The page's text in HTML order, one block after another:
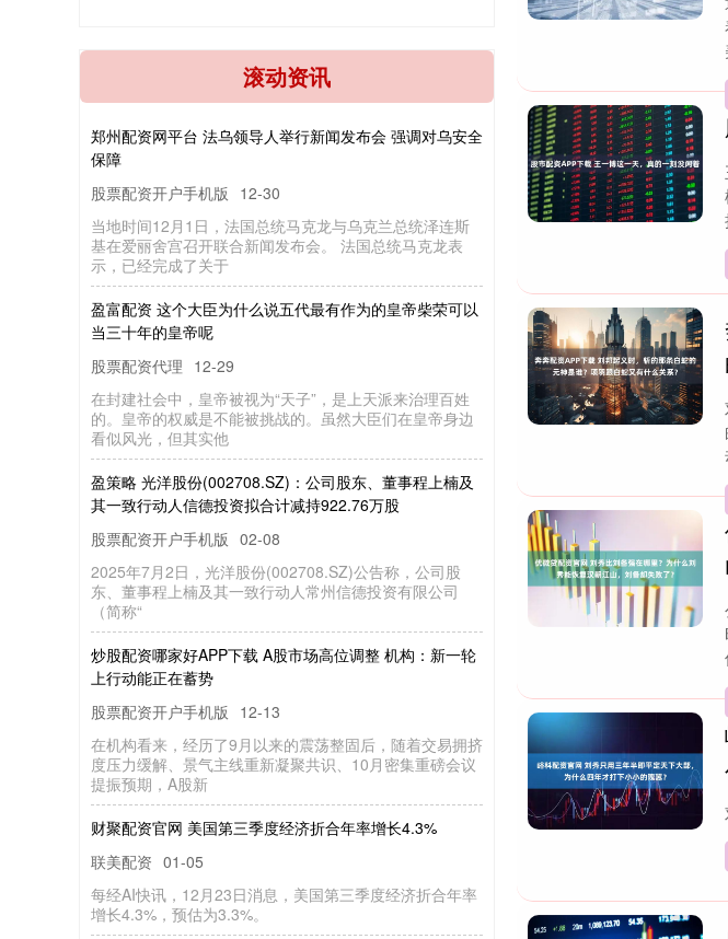
滚动资讯
郑
州
配
资
网
平
台
法
乌
领
导
人
举
行
新
闻
发
布
会
强
调
对
乌
安
全
保
障
股票配资开户手机版 12-30
当
地
时
间
1
2
月
1
日
，
法
国
总
统
马
克
龙
与
乌
克
兰
总
统
泽
连
斯
基
在
爱
丽
舍
宫
召
开
联
合
新
闻
发
布
会
。
法
国
总
统
马
克
龙
表
示
，
已
经
完
成
了
关
于
盈
富
配
资
这
个
大
臣
为
什
么
说
五
代
最
有
作
为
的
皇
帝
柴
荣
可
以
当
三
十
年
的
皇
帝
呢
股票配资代理12-29
在
封
建
社
会
中
，
皇
帝
被
视
为
“天
子
”，
是
上
天
派
来
治
理
百
姓
的
。
皇
帝
的
权
威
是
不
能
被
挑
战
的
。
虽
然
大
臣
们
在
皇
帝
身
边
看
似
风
光
，
但
其
实
他
盈
策
略
光
洋
股
份
(0
0
2
7
0
8
.S
Z
)：
公
司
股
东
、
董
事
程
上
楠
及
其
一
致
行
动
人
信
德
投
资
拟
合
计
减
持
9
2
2
.7
6
万
股
股票配资开户手机版 02-08
2
0
2
5
年
7
月
2
日
，
光
洋
股
份
(0
0
2
7
0
8
.S
Z
)公
告
称
，
公
司
股
东
、
董
事
程
上
楠
及
其
一
致
行
动
人
常
州
信
德
投
资
有
限
公
司
（
简
称
“
炒
股
配
资
哪
家
好
A
P
P
下
载
A
股
市
场
高
位
调
整
机
构
：
新
一
轮
上
行
动
能
正
在
蓄
势
股票配资开户手机版 12-13
在
机
构
看
来
，
经
历
了
9
月
以
来
的
震
荡
整
固
后
，
随
着
交
易
拥
挤
度
压
力
缓
解
、
景
气
主
线
重
新
凝
聚
共
识
、
1
0
月
密
集
重
磅
会
议
提
振
预
期
，
A
股
新
财聚配资官网 美国第三季度经济折合年率增长4.3%
联美配资01-05
每
经
A
I快
讯
，
1
2
月
2
3
日
消
息
，
美
国
第
三
季
度
经
济
折
合
年
率
增
长
4
.3
%
，
预
估
为
3
.3
%
。